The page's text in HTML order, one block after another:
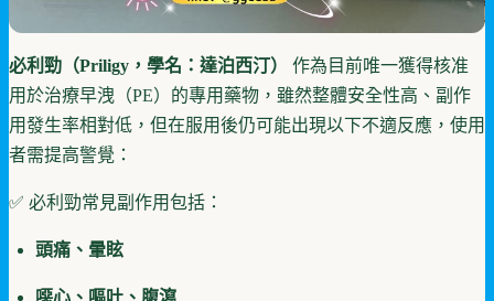
必利勁（Priligy，學名：達泊西汀）
作為目前唯一獲得核准
用於治療早洩（PE）的專用藥物，雖然整體安全性高、副作
用發生率相對低，但在服用後仍可能出現以下不適反應，使用
者需提高警覺：
✅ 必利勁常見副作用包括：
頭痛、暈眩
噁心、嘔吐、腹瀉